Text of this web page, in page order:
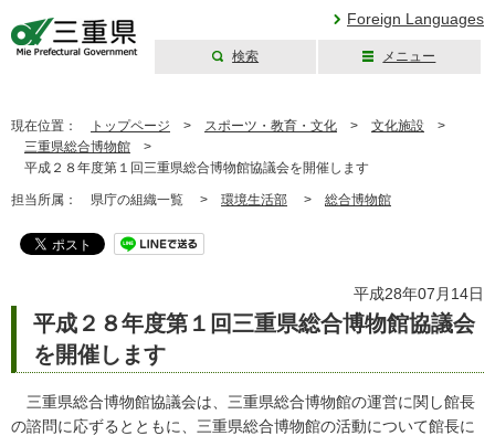
Foreign Languages
検索 メニュー
現在位置： トップページ > スポーツ・教育・文化 > 文化施設 >
三重県総合博物館 >
平成２８年度第１回三重県総合博物館協議会を開催します
担当所属： 県庁の組織一覧 > 環境生活部 > 総合博物館
平成28年07月14日
平成２８年度第１回三重県総合博物館協議会
を開催します
三重県総合博物館協議会は、三重県総合博物館の運営に関し館長
の諮問に応ずるとともに、三重県総合博物館の活動について館長に